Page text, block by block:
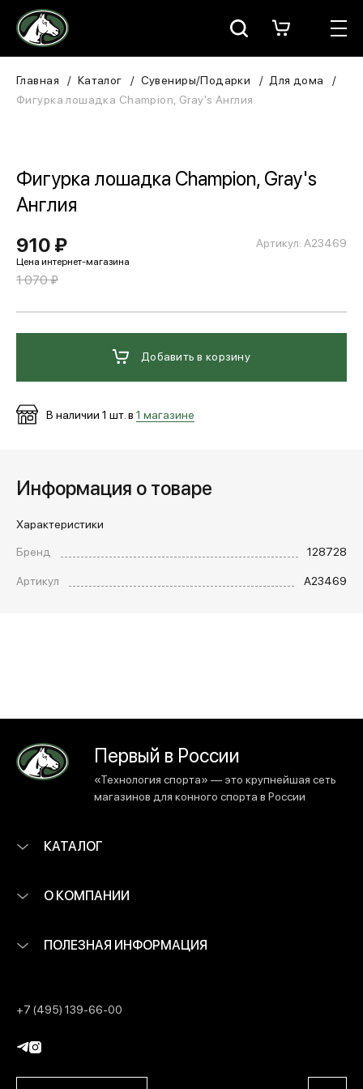
Москва
В конюшню
Для собаки
МЕДИА
Главная Каталог Сувениры/Подарки
Для дома
Фигурка лошадка Champion, Gray's Англия
Фигурка лошадка Champion, Gray's
Англия
Артикул: А23469
910 ₽
1 070 ₽
Добавить в корзину
В наличии 1 шт. в 1 магазине
Информация о товаре
Характеристики
Бренд
128728
Артикул
А23469
Первый в России
«Технология спорта» — это крупнейшая сеть
магазинов для конного спорта в России
КАТАЛОГ
О КОМПАНИИ
ПОЛЕЗНАЯ ИНФОРМАЦИЯ
+7 (495) 139-66-00